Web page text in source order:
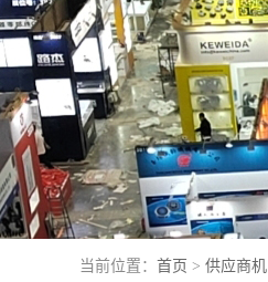
当前位置： 首页 > 供应商机